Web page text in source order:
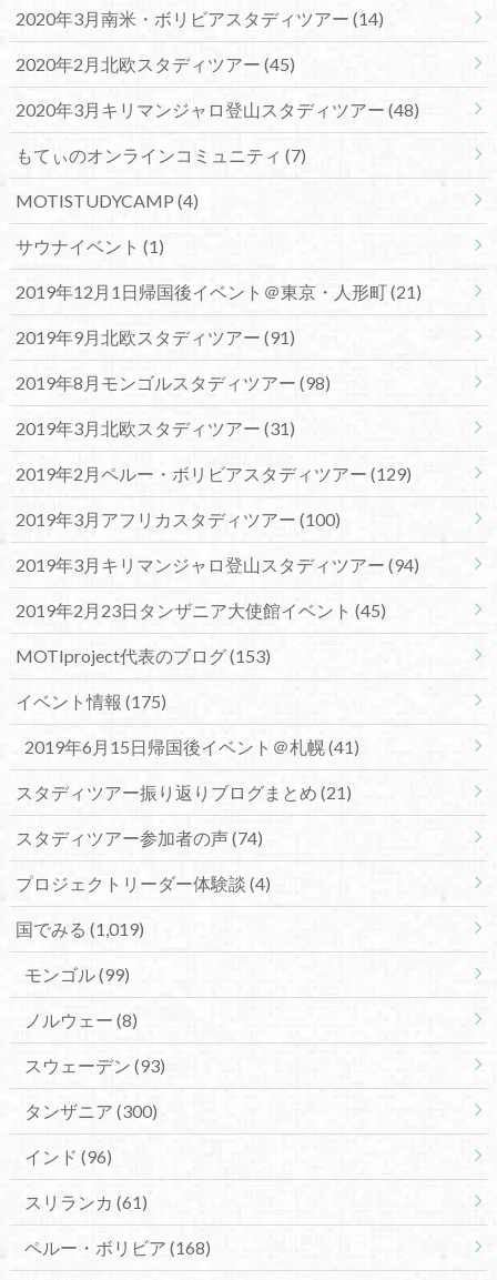
2020年3月南米・ボリビアスタディツアー (14)
2020年2月北欧スタディツアー (45)
2020年3月キリマンジャロ登山スタディツアー (48)
もてぃのオンラインコミュニティ (7)
MOTISTUDYCAMP (4)
サウナイベント (1)
2019年12月1日帰国後イベント＠東京・人形町(21)
2019年9月北欧スタディツアー (91)
2019年8月モンゴルスタディツアー (98)
2019年3月北欧スタディツアー (31)
2019年2月ペルー・ボリビアスタディツアー (129)
2019年3月アフリカスタディツアー (100)
2019年3月キリマンジャロ登山スタディツアー (94)
2019年2月23日タンザニア大使館イベント (45)
MOTIproject代表のブログ(153)
イベント情報 (175)
2019年6月15日帰国後イベント＠札幌(41)
スタディツアー振り返りブログまとめ (21)
スタディツアー参加者の声(74)
プロジェクトリーダー体験談 (4)
国でみる (1,019)
モンゴル(99)
ノルウェー (8)
スウェーデン (93)
タンザニア (300)
インド (96)
スリランカ (61)
ペルー・ボリビア (168)